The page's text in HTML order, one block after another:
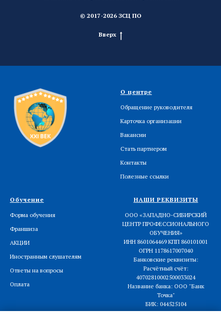
© 2017-2026 ЗСЦ ПО
Вверх
О центре
Обращение руководителя
Карточка организации
Вакансии
Стать партнером
Контакты
Полезные ссылки
Обучение
Форма обучения
Франшиза
АКЦИИ
Иностранным слушателям
Ответы на вопросы
Оплата
НАШИ РЕКВИЗИТЫ
ООО «ЗАПАДНО-СИБИРСКИЙ
ЦЕНТР ПРОФЕССИОНАЛЬНОГО
ОБУЧЕНИЯ»
ИНН 8601064469 КПП 860101001
ОГРН 1178617007040
Банковские реквизиты:
Расчётный счёт:
40702810002500033024
Название банка: ООО "Банк
Точка"
БИК: 044525104